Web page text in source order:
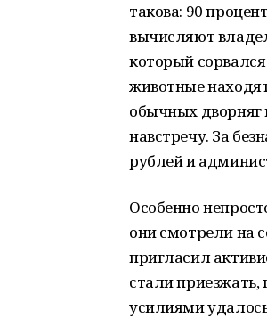
такова: 90
вычисляют
который
животные
обычных дворняг
навстречу. За
рублей и
Особенно
они смотрели на
пригласил
стали
усилиями